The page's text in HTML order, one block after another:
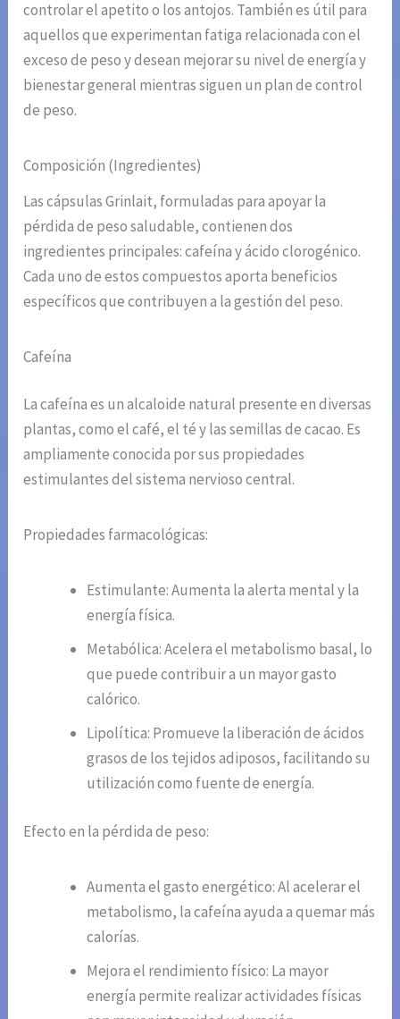
controlar el apetito o los antojos. También es útil para
aquellos que experimentan fatiga relacionada con el
exceso de peso y desean mejorar su nivel de energía y
bienestar general mientras siguen un plan de control
de peso.
Composición (Ingredientes)
Las cápsulas Grinlait, formuladas para apoyar la
pérdida de peso saludable, contienen dos
ingredientes principales: cafeína y ácido clorogénico.
Cada uno de estos compuestos aporta beneficios
específicos que contribuyen a la gestión del peso.
Cafeína
La cafeína es un alcaloide natural presente en diversas
plantas, como el café, el té y las semillas de cacao. Es
ampliamente conocida por sus propiedades
estimulantes del sistema nervioso central.
Propiedades farmacológicas:
Estimulante: Aumenta la alerta mental y la
energía física.
Metabólica: Acelera el metabolismo basal, lo
que puede contribuir a un mayor gasto
calórico.
Lipolítica: Promueve la liberación de ácidos
grasos de los tejidos adiposos, facilitando su
utilización como fuente de energía.
Efecto en la pérdida de peso:
Aumenta el gasto energético: Al acelerar el
metabolismo, la cafeína ayuda a quemar más
calorías.
Mejora el rendimiento físico: La mayor
energía permite realizar actividades físicas